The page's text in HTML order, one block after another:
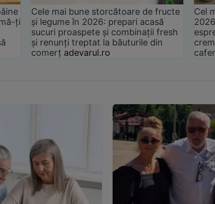
ți
Cele mai bune storcătoare de fructe
și legume în 2026: prepari acasă
sucuri proaspete și combinații fresh
și renunți treptat la băuturile din
comerț adevarul.ro
Cel